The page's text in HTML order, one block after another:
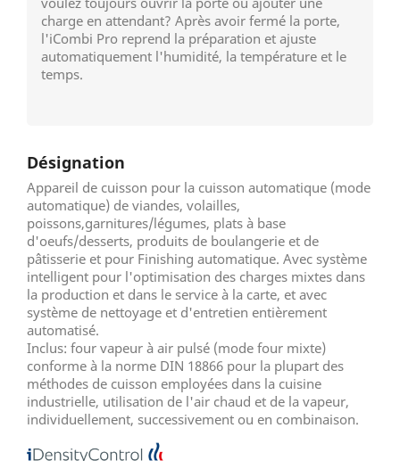
charge en attendant? Après avoir fermé la porte,
l'iCombi Pro reprend la préparation et ajuste
automatiquement l'humidité, la température et le
temps.
Désignation
Appareil de cuisson pour la cuisson automatique (mode
automatique) de viandes, volailles,
poissons,garnitures/légumes, plats à base
d'oeufs/desserts, produits de boulangerie et de
pâtisserie et pour Finishing automatique. Avec système
intelligent pour l'optimisation des charges mixtes dans
la production et dans le service à la carte, et avec
système de nettoyage et d'entretien entièrement
automatisé.
Inclus: four vapeur à air pulsé (mode four mixte)
conforme à la norme DIN 18866 pour la plupart des
méthodes de cuisson employées dans la cuisine
industrielle, utilisation de l'air chaud et de la vapeur,
individuellement, successivement ou en combinaison.